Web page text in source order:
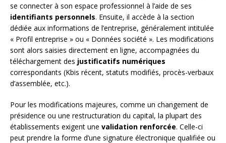
se connecter à son espace professionnel à l’aide de ses
identifiants personnels. Ensuite, il accède à la section
dédiée aux informations de l’entreprise, généralement intitulée
« Profil entreprise » ou « Données société ». Les modifications
sont alors saisies directement en ligne, accompagnées du
téléchargement des justificatifs numériques
correspondants (Kbis récent, statuts modifiés, procès-verbaux
d’assemblée, etc.).
Pour les modifications majeures, comme un changement de
présidence ou une restructuration du capital, la plupart des
établissements exigent une validation renforcée. Celle-ci
peut prendre la forme d’une signature électronique qualifiée ou